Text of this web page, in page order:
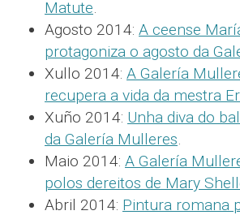
Matute.
Agosto 2014: A ceense
protagoniza o agosto da
Xullo 2014: A Galería
recupera a vida da mestra
Xuño 2014: Unha diva do
da Galería Mulleres.
Maio 2014: A Galería
polos dereitos de Mary
Abril 2014: Pintura romana